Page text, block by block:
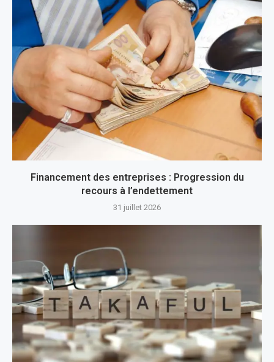
Financement des entreprises : Progression du
recours à l’endettement
31 juillet 2026